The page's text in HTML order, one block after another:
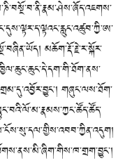
མཆོག་རྡོ་རྗེ་ར་སྐོར་
གཞུང་ལས་ཐོག་